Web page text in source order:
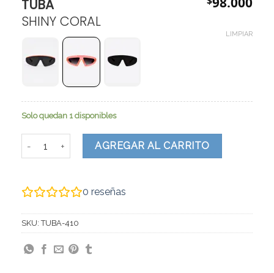
TUBA
SHINY CORAL
LIMPIAR
Solo quedan 1 disponibles
AGREGAR AL CARRITO
0 reseñas
SKU:TUBA-410